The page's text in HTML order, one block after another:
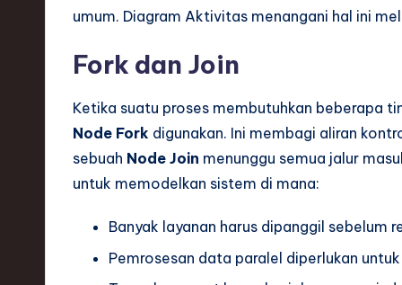
umum. Diagram Aktivitas menangani hal ini
Fork dan Join
Ketika suatu proses membutuhkan beberapa
Node Fork digunakan. Ini membagi aliran
sebuah Node Join menunggu semua jalur
untuk memodelkan sistem di mana:
Banyak layanan harus dipanggil sebelum
Pemrosesan data paralel diperlukan